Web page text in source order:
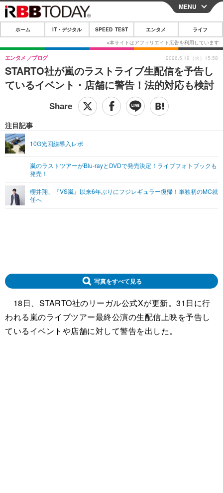
CLOSE
ホーム
IT・デジタル
IT・デジタルTOP スマートフォン
その他
SPEED TEST
映画・ドラマ
グラビア
ショッピング その他
ライフTOP
リリース一覧
MENU
ホーム IT・デジタル SPEED TEST エンタメ ライフ
STARTO社が嵐のラストライブ生配信を予告し
ているイベント・店舗に警告！法的対応も検討
エンタメ ブログ
注目記事
10G光回線導入レポ
嵐のラストツアーがBlu-rayとDVDで発売決定！ライブフォトブックも
発売！
櫻井翔、『VS嵐』以来6年ぶりにフジレギュラー復帰！単独初のMC就
任へ
2026.5.19（火）15:58
写真をすべて見る
18日、STARTO社のリーガル公式Xが更新。31日に行
われる嵐のライブツアー最終公演の生配信上映を予告し
ているイベントや店舗に対して警告を出した。